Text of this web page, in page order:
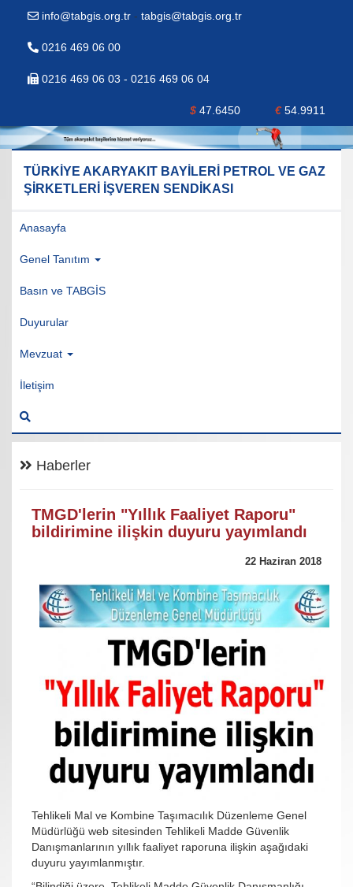
info@tabgis.org.tr - tabgis@tabgis.org.tr
0216 469 06 00
0216 469 06 03 - 0216 469 06 04
$ 47.6450 €54.9911
TÜRKİYE AKARYAKIT BAYİLERİ PETROL VE GAZ
ŞİRKETLERİ İŞVEREN SENDİKASI
Anasayfa
Genel Tanıtım
Basın ve TABGİS
Duyurular
Mevzuat
İletişim
Haberler
TMGD'lerin "Yıllık Faaliyet Raporu"
bildirimine ilişkin duyuru yayımlandı
22 Haziran 2018
Tehlikeli Mal ve Kombine Taşımacılık Düzenleme Genel
Müdürlüğü web sitesinden Tehlikeli Madde Güvenlik
Danışmanlarının yıllık faaliyet raporuna ilişkin aşağıdaki
duyuru yayımlanmıştır.